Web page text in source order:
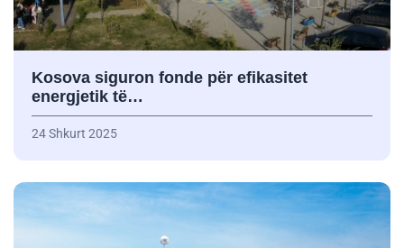
Kosova siguron fonde për efikasitet
energjetik të…
24 Shkurt 2025